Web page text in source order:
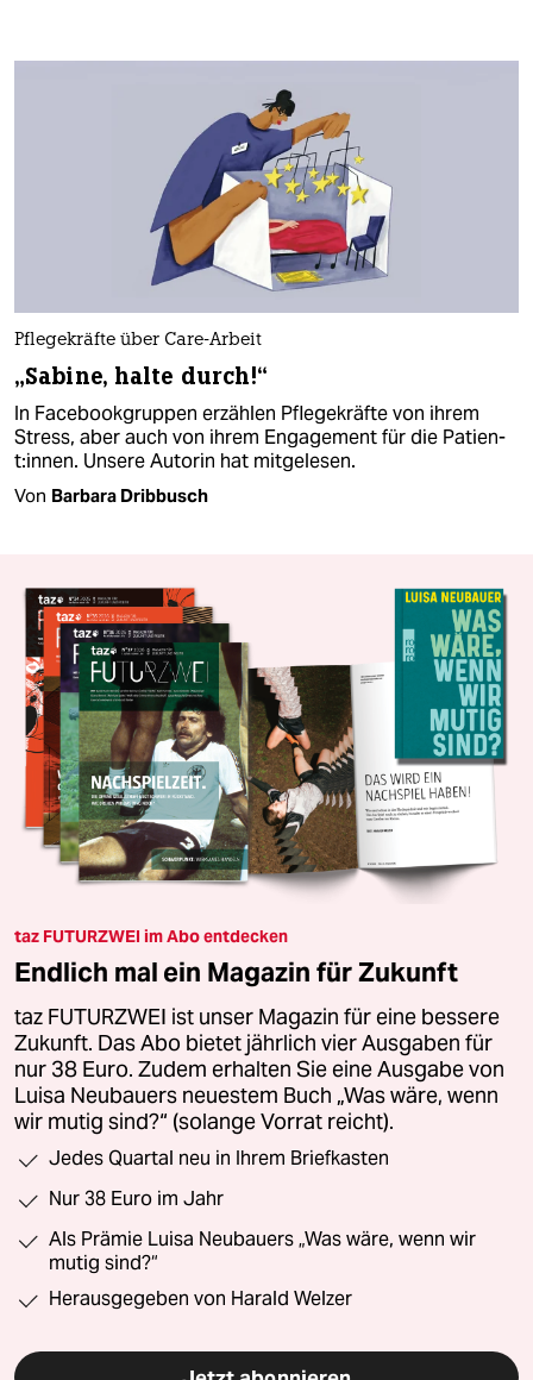
Pflegekräfte über Care-Arbeit
„Sabine, halte durch!“
In Facebookgruppen erzählen Pflegekräfte von ihrem
Stress, aber auch von ihrem Engagement für die Pa­ti­en­
t:in­nen. Unsere Autorin hat mitgelesen.
Von Barbara Dribbusch
taz FUTURZWEI im Abo entdecken
Endlich mal ein Magazin für Zukunft
taz FUTURZWEI ist unser Magazin für eine bessere
Zukunft. Das Abo bietet jährlich vier Ausgaben für
nur 38 Euro. Zudem erhalten Sie eine Ausgabe von
Luisa Neubauers neuestem Buch „Was wäre, wenn
wir mutig sind?“ (solange Vorrat reicht).
Jedes Quartal neu in Ihrem Briefkasten
Nur 38 Euro im Jahr
Als Prämie Luisa Neubauers „Was wäre, wenn wir
mutig sind?“
Herausgegeben von Harald Welzer